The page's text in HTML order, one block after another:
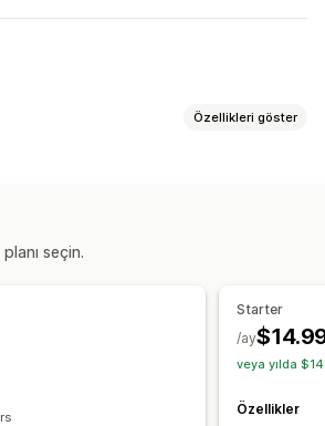
Özellikleri göster
seçin.
Starter
/ay
veya yılda
Özellikler